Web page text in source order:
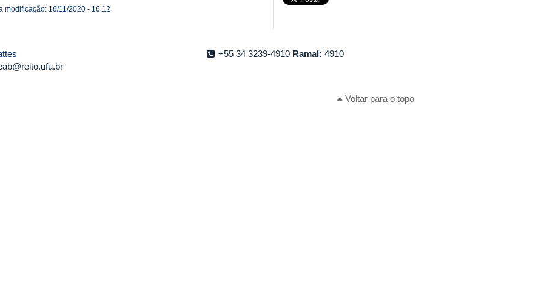
modificação: 16/11/2020 - 16:12
+55 34 3239-4910 Ramal:4910
Voltar para o topo